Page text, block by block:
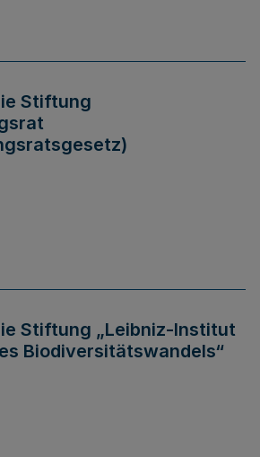
Stiftung
Stiftung „Leibniz-Institut
Biodiversitätswandels“